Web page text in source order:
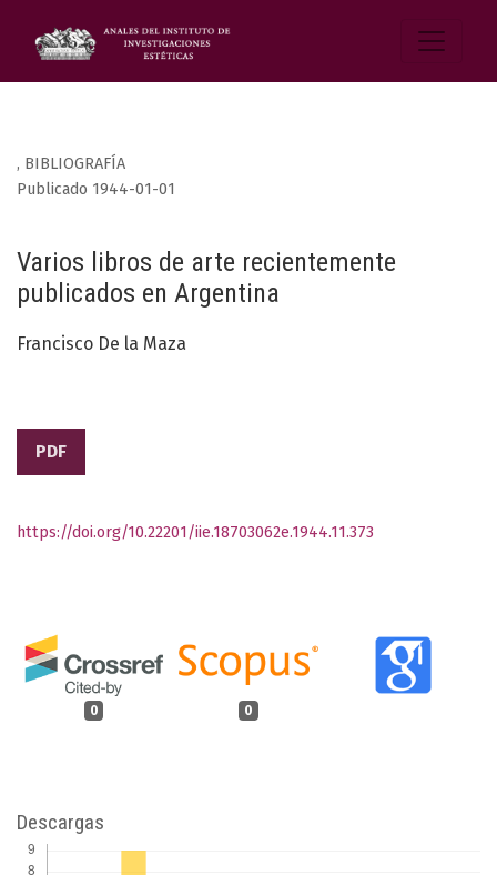
, BIBLIOGRAFÍA
Varios libros de arte recientemente
publicados en Argentina
Publicado 1944-01-01
Francisco De la Maza
PDF
0 0
https://doi.org/10.22201/iie.18703062e.1944.11.373
Descargas